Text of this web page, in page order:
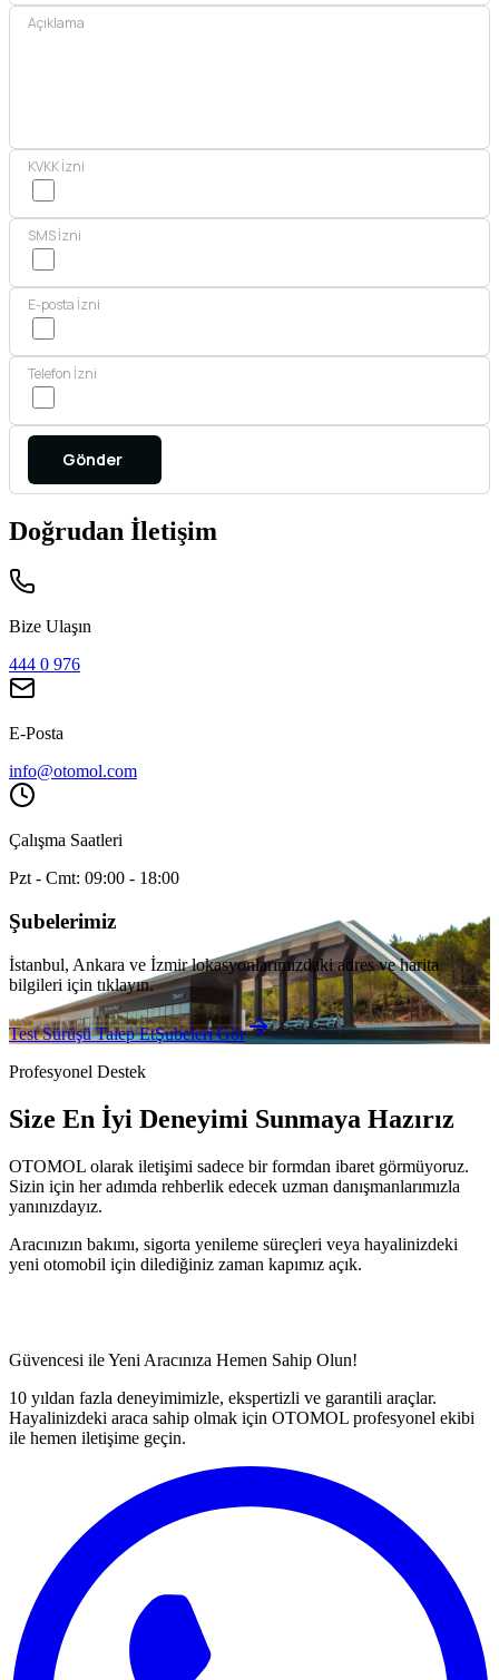
Açıklama
KVKK İzni
SMS İzni
E-posta İzni
Telefon İzni
Doğrudan İletişim
Bize Ulaşın
444 0 976
E-Posta
info@otomol.com
Çalışma Saatleri
Pzt - Cmt: 09:00 - 18:00
Şubelerimiz
İstanbul, Ankara ve İzmir lokasyonlarımızdaki adres ve harita
bilgileri için tıklayın.
Test Sürüşü Talep EtŞubeleri Gör
Profesyonel Destek
Size En İyi Deneyimi Sunmaya Hazırız
OTOMOL olarak iletişimi sadece bir formdan ibaret görmüyoruz.
Sizin için her adımda rehberlik edecek uzman danışmanlarımızla
yanınızdayız.
Aracınızın bakımı, sigorta yenileme süreçleri veya hayalinizdeki
yeni otomobil için dilediğiniz zaman kapımız açık.
Güvencesi ile Yeni Aracınıza Hemen Sahip Olun!
10 yıldan fazla deneyimimizle, ekspertizli ve garantili araçlar.
Hayalinizdeki araca sahip olmak için OTOMOL profesyonel ekibi
ile hemen iletişime geçin.